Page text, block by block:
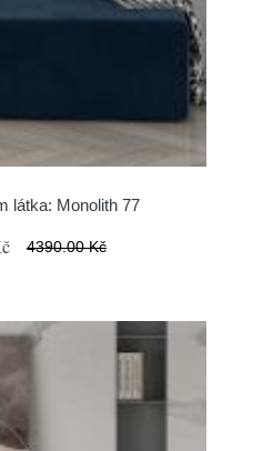
látka: Monolith 77
4390.00 Kč